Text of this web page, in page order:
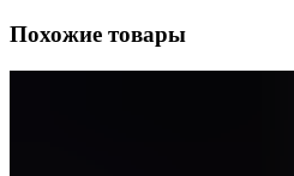
Похожие товары